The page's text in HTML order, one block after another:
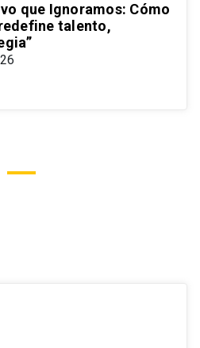
que Ignoramos: Cómo
talento,